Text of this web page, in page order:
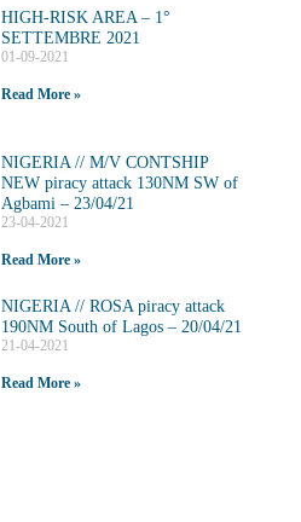
HIGH-RISK AREA – 1°
SETTEMBRE 2021
01-09-2021
Read More »
NIGERIA // M/V CONTSHIP
NEW piracy attack 130NM SW of
Agbami – 23/04/21
23-04-2021
Read More »
NIGERIA // ROSA piracy attack
190NM South of Lagos – 20/04/21
21-04-2021
Read More »